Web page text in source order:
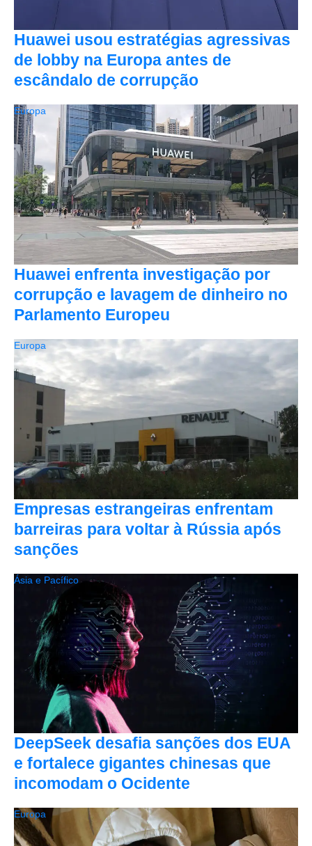
Huawei usou estratégias agressivas
de lobby na Europa antes de
escândalo de corrupção
Huawei enfrenta investigação por
corrupção e lavagem de dinheiro no
Parlamento Europeu
Europa
Empresas estrangeiras enfrentam
barreiras para voltar à Rússia após
sanções
Europa
DeepSeek desafia sanções dos EUA
e fortalece gigantes chinesas que
incomodam o Ocidente
Ásia e Pacífico
Europa